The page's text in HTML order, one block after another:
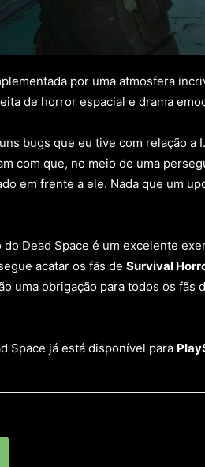
por uma atmosfera
de horror espacial e drama
bugs que eu tive com relação
com que, no meio de uma
em frente a ele. Nada que um
do Dead Space é um excelente
acatar os fãs de Survival
uma obrigação para todos os
Space já está disponível para